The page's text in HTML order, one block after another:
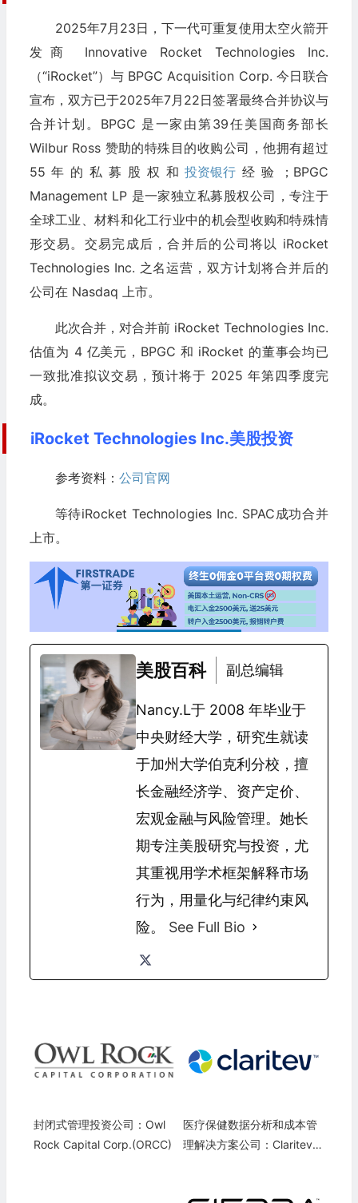
2025年7月23日，下一代可重复使用太空火箭开
发商 Innovative Rocket Technologies Inc.
（“iRocket”）与 BPGC Acquisition Corp. 今日联合
宣布，双方已于2025年7月22日签署最终合并协议与
合并计划。BPGC 是一家由第39任美国商务部长
Wilbur Ross 赞助的特殊目的收购公司，他拥有超过
55年的私募股权和投资银行 经验；BPGC
Management LP 是一家独立私募股权公司，专注于
全球工业、材料和化工行业中的机会型收购和特殊情
形交易。交易完成后，合并后的公司将以 iRocket
Technologies Inc. 之名运营，双方计划将合并后的
公司在 Nasdaq 上市。
此次合并，对合并前 iRocket Technologies Inc.
估值为 4 亿美元，BPGC 和 iRocket 的董事会均已
一致批准拟议交易，预计将于 2025 年第四季度完
成。
iRocket Technologies Inc.美股投资
参考资料： 公司官网
等待iRocket Technologies Inc. SPAC成功合并
上市。
美股百科 副总编辑
Nancy.L于 2008 年毕业于
中央财经大学，研究生就读
于加州大学伯克利分校，擅
长金融经济学、资产定价、
宏观金融与风险管理。她长
期专注美股研究与投资，尤
其重视用学术框架解释市场
行为，用量化与纪律约束风
险。 See Full Bio
封闭式管理投资公司：Owl
Rock Capital Corp.(ORCC)
医疗保健数据分析和成本管
理解决方案公司：Claritev C